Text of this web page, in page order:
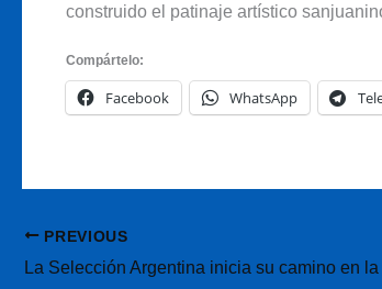
construido el patinaje artístico
Compártelo:
Facebook WhatsApp
PREVIOUS